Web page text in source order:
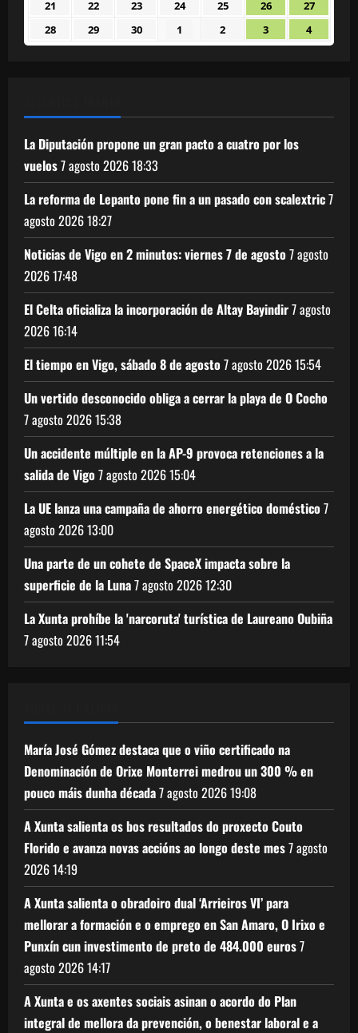
2026
2026
2026
21 22 23 24
septiembre
25
septiembre
2026
26
septiembre
2026
27
2026
28
septiembre
29
septiembre
30
septiembre
1
octubre
2
octubre
3
octubre
4
octubre
La Diputación propone un gran pacto a cuatro por los
vuelos7 agosto 202618:33
La reforma de Lepanto pone fin a un pasado con scalextric7
agosto 202618:27
Noticias de Vigo en 2 minutos: viernes 7 de agosto7 agosto
202617:48
El Celta oficializa la incorporación de Altay Bayindir7 agosto
202616:14
El tiempo en Vigo, sábado 8 de agosto7 agosto 202615:54
Un vertido desconocido obliga a cerrar la playa de O Cocho
7 agosto 202615:38
Un accidente múltiple en la AP-9 provoca retenciones a la
salida de Vigo7 agosto 202615:04
La UE lanza una campaña de ahorro energético doméstico7
agosto 202613:00
Una parte de un cohete de SpaceX impacta sobre la
superficie de la Luna7 agosto 202612:30
La Xunta prohíbe la 'narcoruta' turística de Laureano Oubiña
7 agosto 202611:54
María José Gómez destaca que o viño certificado na
Denominación de Orixe Monterrei medrou un 300 % en
pouco máis dunha década7 agosto 202619:08
A Xunta salienta os bos resultados do proxecto Couto
Florido e avanza novas accións ao longo deste mes7 agosto
202614:19
A Xunta salienta o obradoiro dual ‘Arrieiros VI’ para
mellorar a formación e o emprego en San Amaro, O Irixo e
Punxín cun investimento de preto de 484.000 euros7
agosto 202614:17
A Xunta e os axentes sociais asinan o acordo do Plan
integral de mellora da prevención, o benestar laboral e a